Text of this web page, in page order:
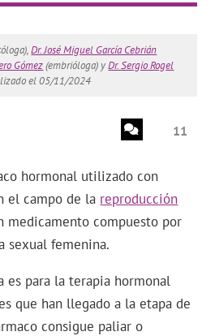
Dr. José Miguel García Cebrián
Gómez(embrióloga) yDr. Sergio Rogel
el 05/11/2024
11
hormonal utilizado con
el campo de la reproducción
medicamento compuesto por
sexual femenina.
es para la terapia hormonal
que han llegado a la etapa de
consigue paliar o